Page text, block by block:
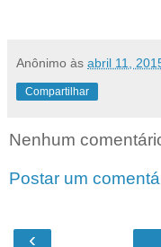
Anônimo às abril 11,
Compartilhar
Nenhum
Postar um
‹